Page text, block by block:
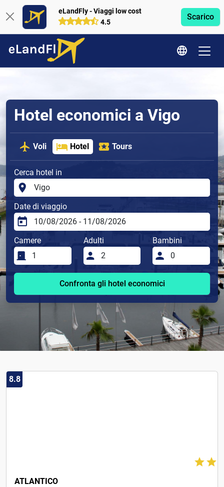
eLandFly - Viaggi low cost
4.5
Scarico
Hotel economici a Vigo
Voli Hotel Tours
Cerca hotel in
Date di viaggio
Camere Adulti Bambini
Confronta gli hotel economici
8.8
ATLANTICO